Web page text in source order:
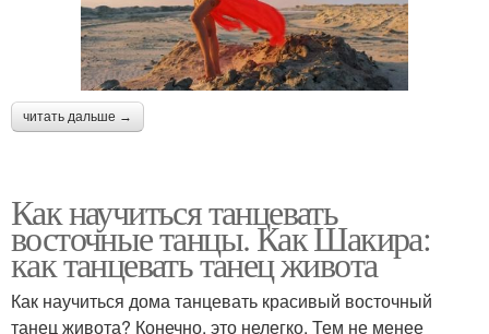
читать дальше →
Как научиться танцевать
восточные танцы. Как Шакира:
как танцевать танец живота
Как научиться дома танцевать красивый восточный
танец живота? Конечно, это нелегко. Тем не менее